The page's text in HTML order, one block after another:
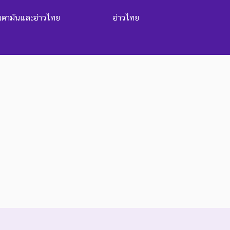
ามันและอ่าวไทย อ่าวไทย